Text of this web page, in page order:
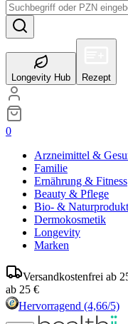
Longevity Hub Rezept
0
Arzneimittel &
Familie
Ernährung & Fitness
Beauty & Pflege
Bio- &
Dermokosmetik
Longevity
Marken
Versandkostenfrei ab
ab 25 €
Hervorragend (4,66/5)